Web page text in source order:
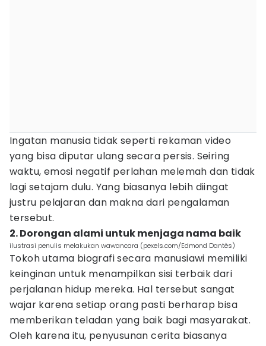
Ingatan manusia tidak seperti rekaman video
yang bisa diputar ulang secara persis. Seiring
waktu, emosi negatif perlahan melemah dan tidak
lagi setajam dulu. Yang biasanya lebih diingat
justru pelajaran dan makna dari pengalaman
tersebut.
2. Dorongan alami untuk menjaga nama baik
ilustrasi penulis melakukan wawancara (pexels.com/Edmond Dantès)
Tokoh utama biografi secara manusiawi memiliki
keinginan untuk menampilkan sisi terbaik dari
perjalanan hidup mereka. Hal tersebut sangat
wajar karena setiap orang pasti berharap bisa
memberikan teladan yang baik bagi masyarakat.
Oleh karena itu, penyusunan cerita biasanya